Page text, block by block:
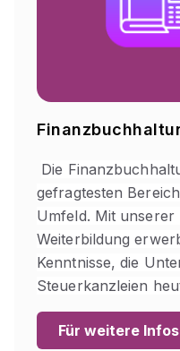
Die
gefragtesten
Umfeld. Mit unserer
Weiterbildung
Kenntnisse, die
Steuerkanzleien
Für weitere